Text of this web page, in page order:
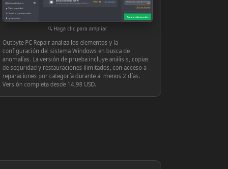
▤Vulnerabilidades 10
● PUA y seguridad
🔧Herramientas avanzadas
♟Optimización
◉ Archivos innecesarios dejados por Windows o las aplicaciones
939,71 MB Ver y reparar Herramientas avanzadas en tiempo
real
Hacer una pregunta
Reparar seleccionados
Haga clic para ampliar
Outbyte PC Repair analiza los elementos y la
configuración del sistema Windows en busca de
anomalías. La versión de prueba incluye análisis, copias
de seguridad y restauraciones ilimitados, con acceso a
reparaciones por categoría durante al menos 2 días.
Versión completa desde 14,98 USD.